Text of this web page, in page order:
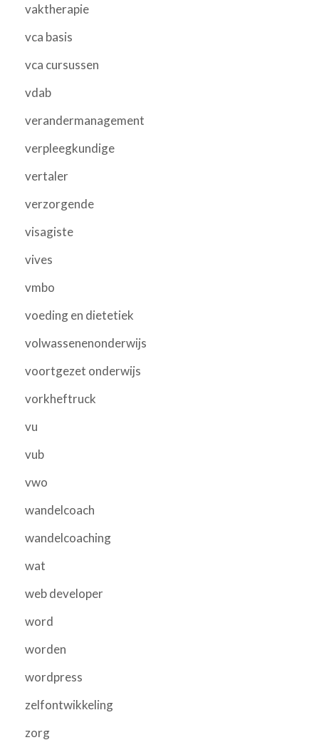
vaktherapie
vca basis
vca cursussen
vdab
verandermanagement
verpleegkundige
vertaler
verzorgende
visagiste
vives
vmbo
voeding en dietetiek
volwassenenonderwijs
voortgezet onderwijs
vorkheftruck
vu
vub
vwo
wandelcoach
wandelcoaching
wat
web developer
word
worden
wordpress
zelfontwikkeling
zorg